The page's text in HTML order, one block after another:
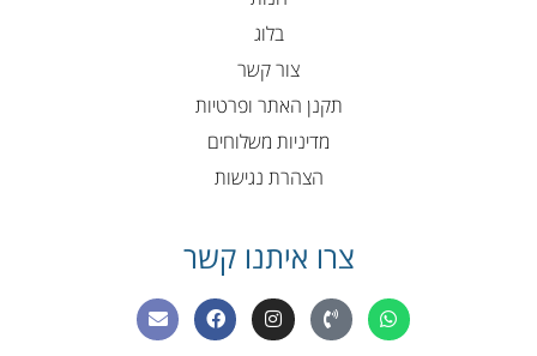
בלוג
צור קשר
תקנן האתר ופרטיות
מדיניות משלוחים
הצהרת נגישות
צרו איתנו קשר
W
h
a
P
h
o
I
n
s
F
a
c
E
n
v